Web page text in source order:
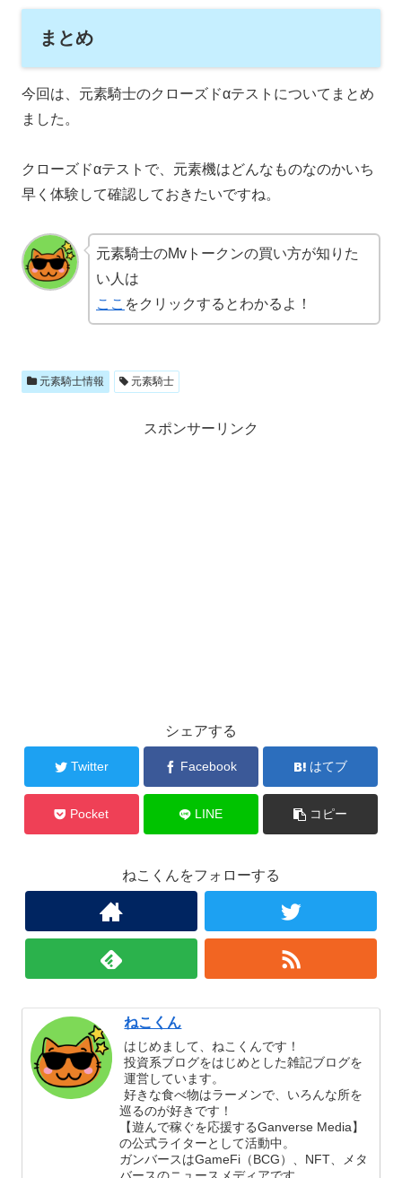
まとめ
今回は、元素騎士のクローズドαテストについてまとめ
ました。
クローズドαテストで、元素機はどんなものなのかいち
早く体験して確認しておきたいですね。
元素騎士のMvトークンの買い方が知りた
い人は
ここ をクリックするとわかるよ！
元素騎士情報 元素騎士
スポンサーリンク
シェアする
Twitter Facebook はてブ
Pocket LINE コピー
ねこくんをフォローする
ねこくん
はじめまして、ねこくんです！
投資系ブログをはじめとした雑記ブログを
運営しています。
好きな食べ物はラーメンで、いろんな所を
巡るのが好きです！
【遊んで稼ぐを応援するGanverse Media】
の公式ライターとして活動中。
ガンバースはGameFi（BCG）、NFT、メタ
バースのニュースメディアです。